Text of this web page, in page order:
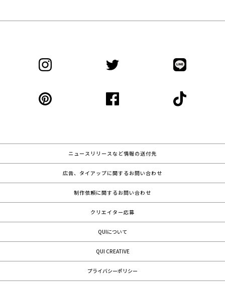
ニュースリリースなど情報の送付先
広告、タイアップに関するお問い合わせ
制作依頼に関するお問い合わせ
クリエイター応募
QUIについて
QUI CREATIVE
プライバシーポリシー